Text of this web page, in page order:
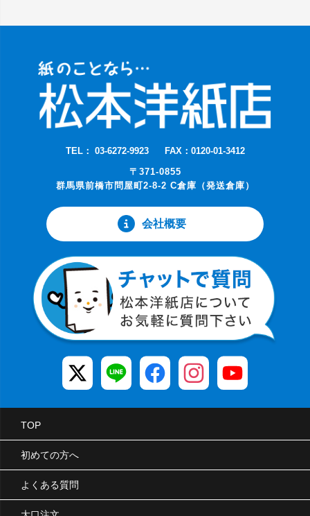
TEL： 03-6272-9923
FAX：0120-01-3412
〒371-0855
群馬県前橋市問屋町2-8-2 C倉庫（発送倉庫）
会社概要
TOP
初めての方へ
よくある質問